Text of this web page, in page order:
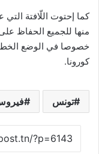
كما إحتوت اللّافتة
منها للجميع الحفاظ
خصوصا في الوضع
كورونا.
تونس